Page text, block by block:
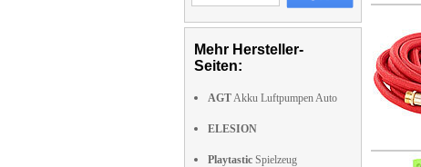
Mehr Hersteller-
Seiten:
AGTAkku Luftpumpen Auto
ELESION
Playtastic Spielzeug